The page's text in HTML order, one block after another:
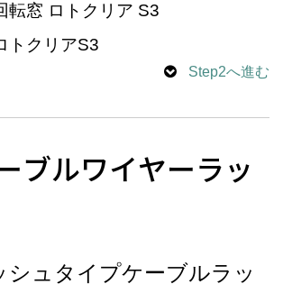
転窓 ロトクリア S3
トクリアS3
Step2へ進む
ブルワイヤーラッ
シュタイプケーブルラッ